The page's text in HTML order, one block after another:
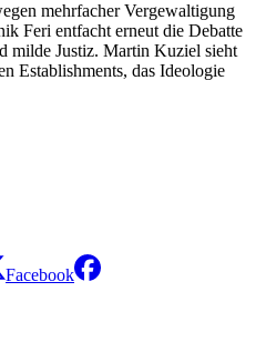
mehrfacher Vergewaltigung
Feri entfacht erneut die Debatte
milde Justiz. Martin Kuziel sieht
Establishments, das Ideologie
Facebook